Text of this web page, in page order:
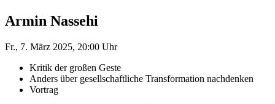
Armin Nassehi
Fr., 7. März 2025, 20:00 Uhr
Kritik der großen Geste
Anders über gesellschaftliche Transformation nachdenken
Vortrag